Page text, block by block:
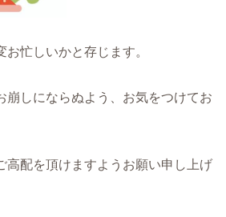
忙しいかと存じます。
崩しにならぬよう、お気をつけてお
高配を頂けますようお願い申し上げ